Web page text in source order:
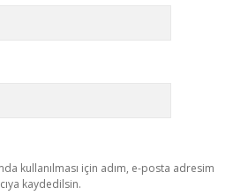
kullanılması için adım, e-posta adresim
kaydedilsin.